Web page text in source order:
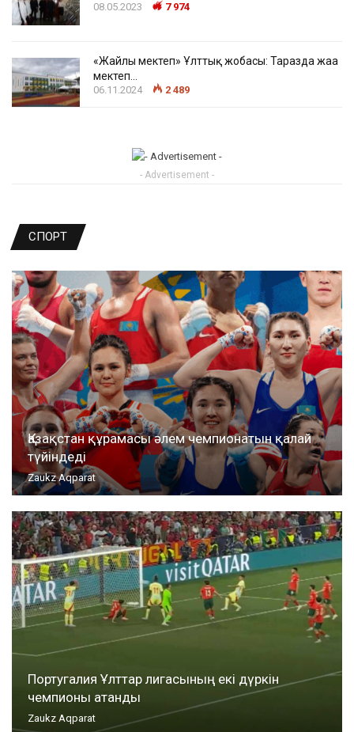
08.05.2023 7 974
«Жайлы мектеп» Ұлттық жобасы: Таразда жаңа
мектеп…
06.11.2024 2 489
- Advertisement -
СПОРТ
Қазақстан құрамасы әлем чемпионатын қалай
түйіндеді
Zaukz Aqparat
Португалия Ұлттар лигасының екі дүркін
чемпионы атанды
Zaukz Aqparat